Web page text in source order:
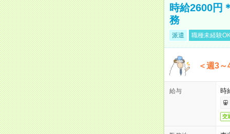
時給2600円
務
派遣 職種未経験OK
＜週3
給与 時
交